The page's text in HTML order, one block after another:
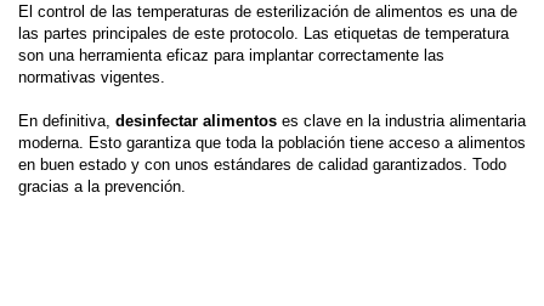
El control de las temperaturas de esterilización de alimentos es una de
las partes principales de este protocolo. Las etiquetas de temperatura
son una herramienta eficaz para implantar correctamente las
normativas vigentes.
En definitiva, desinfectar alimentos es clave en la industria alimentaria
moderna. Esto garantiza que toda la población tiene acceso a alimentos
en buen estado y con unos estándares de calidad garantizados. Todo
gracias a la prevención.